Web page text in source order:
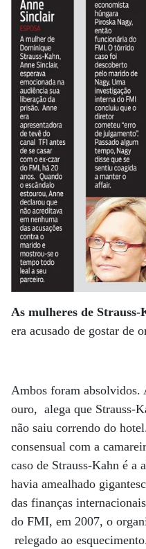
As mulheres de Strauss-
era acusado de gostar de
Ambos foram absolvidos.
ouro, alega que Strauss-
não saiu correndo do
consensual com a
caso de Strauss-Kahn é a
havia amealhado
das finanças
do FMI, em 2007, o
relegado ao